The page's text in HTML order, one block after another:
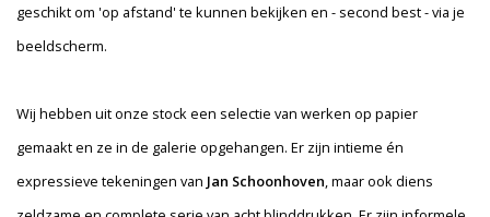
geschikt om 'op afstand' te kunnen bekijken en - second best - via je
beeldscherm.
Wij hebben uit onze stock een selectie van werken op papier
gemaakt en ze in de galerie opgehangen. Er zijn intieme én
expressieve tekeningen van Jan Schoonhoven , maar ook diens